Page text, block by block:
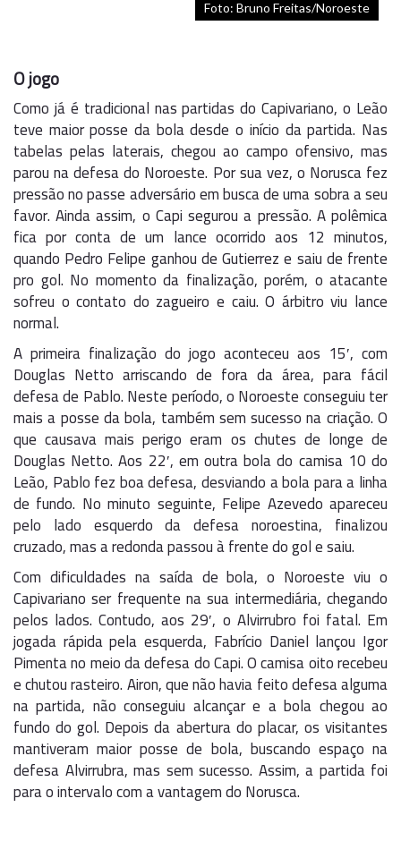
Foto: Bruno Freitas/Noroeste
O jogo
Como já é tradicional nas partidas do Capivariano, o Leão
teve maior posse da bola desde o início da partida. Nas
tabelas pelas laterais, chegou ao campo ofensivo, mas
parou na defesa do Noroeste. Por sua vez, o Norusca fez
pressão no passe adversário em busca de uma sobra a seu
favor. Ainda assim, o Capi segurou a pressão. A polêmica
fica por conta de um lance ocorrido aos 12 minutos,
quando Pedro Felipe ganhou de Gutierrez e saiu de frente
pro gol. No momento da finalização, porém, o atacante
sofreu o contato do zagueiro e caiu. O árbitro viu lance
normal.
A primeira finalização do jogo aconteceu aos 15′, com
Douglas Netto arriscando de fora da área, para fácil
defesa de Pablo. Neste período, o Noroeste conseguiu ter
mais a posse da bola, também sem sucesso na criação. O
que causava mais perigo eram os chutes de longe de
Douglas Netto. Aos 22′, em outra bola do camisa 10 do
Leão, Pablo fez boa defesa, desviando a bola para a linha
de fundo. No minuto seguinte, Felipe Azevedo apareceu
pelo lado esquerdo da defesa noroestina, finalizou
cruzado, mas a redonda passou à frente do gol e saiu.
Com dificuldades na saída de bola, o Noroeste viu o
Capivariano ser frequente na sua intermediária, chegando
pelos lados. Contudo, aos 29′, o Alvirrubro foi fatal. Em
jogada rápida pela esquerda, Fabrício Daniel lançou Igor
Pimenta no meio da defesa do Capi. O camisa oito recebeu
e chutou rasteiro. Airon, que não havia feito defesa alguma
na partida, não conseguiu alcançar e a bola chegou ao
fundo do gol. Depois da abertura do placar, os visitantes
mantiveram maior posse de bola, buscando espaço na
defesa Alvirrubra, mas sem sucesso. Assim, a partida foi
para o intervalo com a vantagem do Norusca.